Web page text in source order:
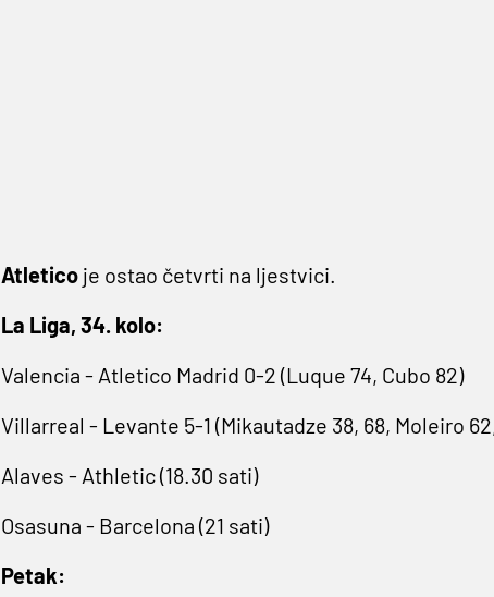
Atleticoje ostao četvrti na ljestvici.
La Liga, 34. kolo:
Valencia - Atletico Madrid 0-2 (Luque 74, Cubo 82)
Villarreal - Levante 5-1 (Mikautadze 38, 68, Moleiro
Alaves - Athletic (18.30 sati)
Osasuna - Barcelona (21 sati)
Petak: